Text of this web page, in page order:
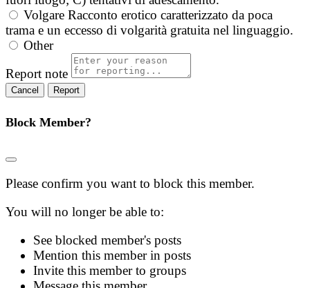
Volgare Racconto erotico caratterizzato da poca
trama e un eccesso di volgarità gratuita nel linguaggio.
Other
Report note
Report
Block Member?
Please confirm you want to block this member.
You will no longer be able to:
See blocked member's posts
Mention this member in posts
Invite this member to groups